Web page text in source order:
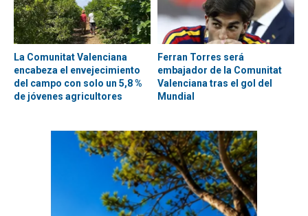
La Comunitat Valenciana
encabeza el envejecimiento
del campo con solo un 5,8 %
de jóvenes agricultores
Ferran Torres será
embajador de la Comunitat
Valenciana tras el gol del
Mundial